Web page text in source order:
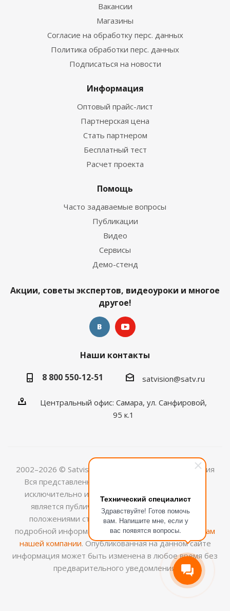
Технический специалист
Здравствуйте! Готов помочь
вам. Напишите мне, если у
вас появятся вопросы.
Вакансии
Магазины
Согласие на обработку перс. данных
Политика обработки перс. данных
Подписаться на новости
Информация
Оптовый прайс-лист
Партнерская цена
Стать партнером
Бесплатный тест
Расчет проекта
Помощь
Часто задаваемые вопросы
Публикации
Видео
Сервисы
Демо-стенд
Акции, советы экспертов, видеоуроки и многое
другое!
Наши контакты
8 800 550-12-51
satvision@satv.ru
Центральный офис: Самара, ул. Санфировой,
95 к.1
2002–2026 © Satvision — системы видеонаблюдения
Вся представленная на сайте информация носит
исключительно информационный характер и не
является публичной офертой, определяемой
положениями ст.437 (2) ГК РФ. Для получения
подробной информации обращайтесь кменеджерам
нашей компании. Опубликованная на данном сайте
информация может быть изменена в любое время без
предварительного уведомления.